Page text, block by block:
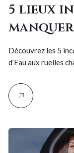
5 lieux
manquer
vous
Découvrez les 5
d’Eau aux ruelles